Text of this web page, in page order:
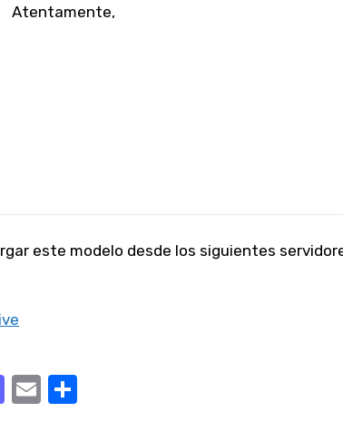
Atentamente,
este modelo desde los siguientes
M E